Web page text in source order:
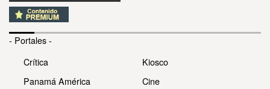
- Portales -
Crítica
Panamá América
Kiosco
Cine